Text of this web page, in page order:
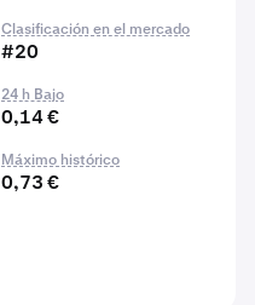
Clasificación en el mercado
#20
24 h Bajo
0,14 €
Máximo histórico
0,73 €